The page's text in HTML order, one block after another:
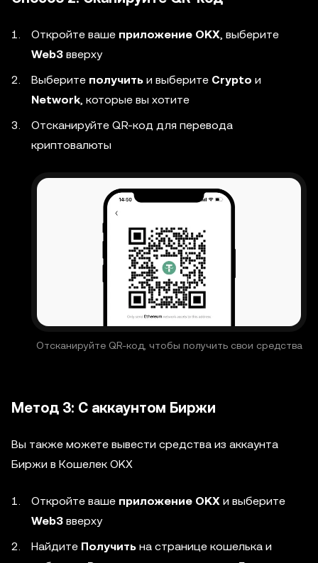
Откройте ваше приложение OKX, выберите
Web3 вверху
Выберите получить и выберите Crypto и
Network, которые вы хотите
Отсканируйте QR-код для перевода
криптовалюты
Отсканируйте QR-код, чтобы получить свои средства
Метод 3: С аккаунтом Биржи
Вы также можете вывести средства из аккаунта
Биржи в Кошелек OKX
Откройте ваше приложение OKX и выберите
Web3 вверху
Найдите Получить на странице кошелька и